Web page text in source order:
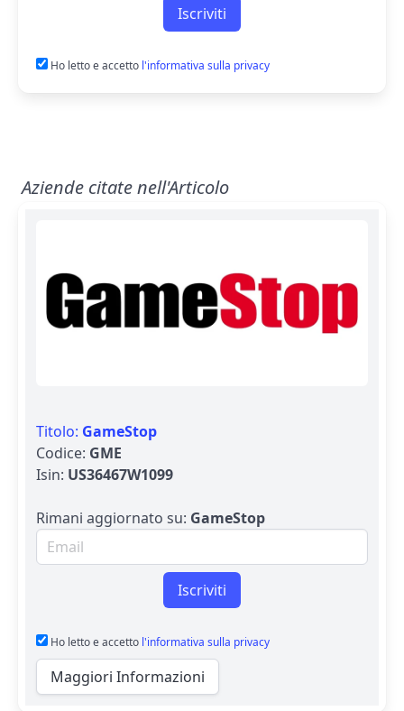
Iscriviti
Ho letto e accetto l'informativa sulla privacy
Aziende citate nell'Articolo
Titolo: GameStop
Codice: GME
Isin: US36467W1099
Rimani aggiornato su: GameStop
Email per newsletter
Iscriviti
Ho letto e accetto l'informativa sulla privacy
Maggiori Informazioni